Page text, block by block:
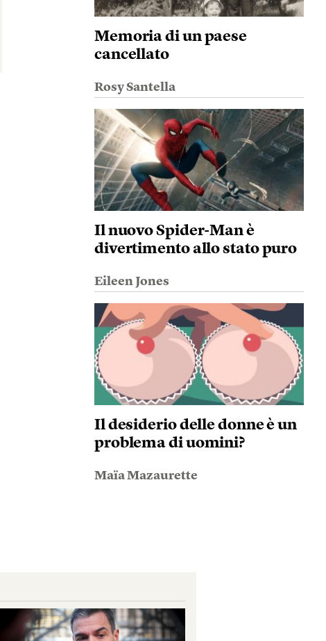
Memoria di un paese
cancellato
Rosy Santella
Il nuovo Spider-Man è
divertimento allo stato puro
Eileen Jones
Il desiderio delle donne è un
problema di uomini?
Maïa Mazaurette